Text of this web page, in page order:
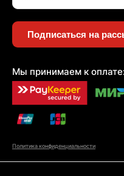
Подписаться на
Мы принимаем к оплате:
Политика конфиденциальности